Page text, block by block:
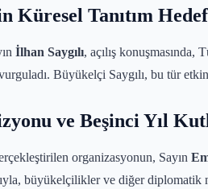
Küresel Tanıtım
İlhan Saygılı, açılış
vurguladı. Büyükelçi Saygılı, bu tür
ve Beşinci Yıl
organizasyonun, Sayın
büyükelçilikler ve diğer